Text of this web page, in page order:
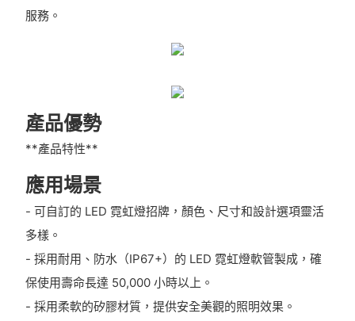
服務。
產品優勢
**產品特性**
應用場景
- 可自訂的 LED 霓虹燈招牌，顏色、尺寸和設計選項靈活
多樣。
- 採用耐用、防水（IP67+）的 LED 霓虹燈軟管製成，確
保使用壽命長達 50,000 小時以上。
- 採用柔軟的矽膠材質，提供安全美觀的照明效果。